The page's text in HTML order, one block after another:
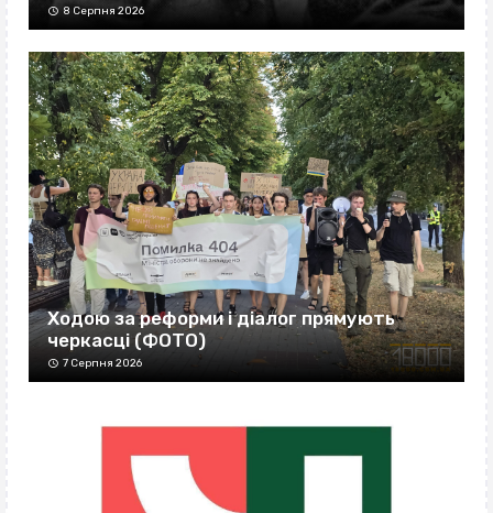
8 Серпня 2026
Ходою за реформи і діалог прямують
черкасці (ФОТО)
7 Серпня 2026